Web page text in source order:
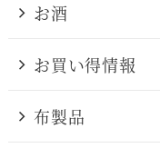
お酒
お買い得情報
布製品